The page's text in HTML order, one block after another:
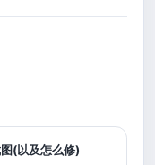
(以及怎么修)